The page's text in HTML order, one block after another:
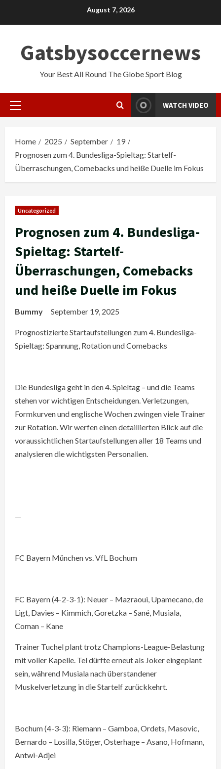
August 7, 2026
Gatsbysoccernews
Your Best All Round The Globe Sport Blog
Primary
WATCH VIDEO
Home 2025 September
19
Prognosen zum 4. Bundesliga-Spieltag: Startelf-
Überraschungen, Comebacks und heiße Duelle im Fokus
Uncategorized
Prognosen zum 4. Bundesliga-
Spieltag: Startelf-
Überraschungen, Comebacks
und heiße Duelle im Fokus
Bummy September 19, 2025
Prognostizierte Startaufstellungen zum 4. Bundesliga-
Spieltag: Spannung, Rotation und Comebacks
Die Bundesliga geht in den 4. Spieltag – und die Teams
stehen vor wichtigen Entscheidungen. Verletzungen,
Formkurven und englische Wochen zwingen viele Trainer
zur Rotation. Wir werfen einen detaillierten Blick auf die
voraussichtlichen Startaufstellungen aller 18 Teams und
analysieren die wichtigsten Personalien.
—
FC Bayern München vs. VfL Bochum
FC Bayern (4-2-3-1): Neuer – Mazraoui, Upamecano, de
Ligt, Davies – Kimmich, Goretzka – Sané, Musiala,
Coman – Kane
Trainer Tuchel plant trotz Champions-League-Belastung
mit voller Kapelle. Tel dürfte erneut als Joker eingeplant
sein, während Musiala nach überstandener
Muskelverletzung in die Startelf zurückkehrt.
Bochum (4-3-3): Riemann – Gamboa, Ordets, Masovic,
Bernardo – Losilla, Stöger, Osterhage – Asano, Hofmann,
Antwi-Adjei